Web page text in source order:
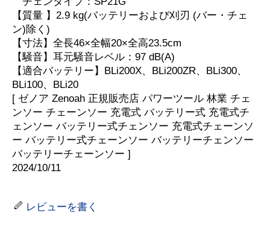
【質量 】2.9 kg(バッテリーおよび刈刃 (バー・チェ
ン)除く)
【寸法】全長46×全幅20×全高23.5cm
【騒音】耳元騒音レベル：97 dB(A)
【適合バッテリー】BLi200X、BLi200ZR、BLi300、
BLi100、BLi20
[ ゼノア Zenoah 正規販売店 パワーツール 林業 チェ
ンソー チェーンソー 充電式 バッテリー式 充電式チ
ェンソー バッテリー式チェンソー 充電式チェーンソ
ー バッテリー式チェーンソー バッテリーチェンソー
バッテリーチェーンソー ]
2024/10/11
レビューを書く